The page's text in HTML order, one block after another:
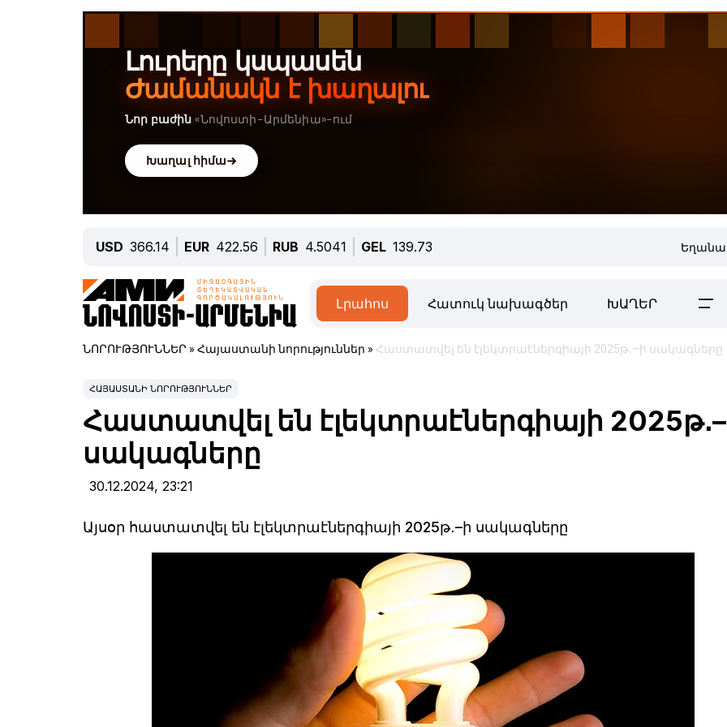
USD 366.14 EUR 422.56 RUB 4.5041 GEL 139.73
Լրահոս Հատուկ նախագծեր ԽԱՂԵՐ
ՆՈՐՈՒԹՅՈՒՆՆԵՐ » Հայաստանի նորություններ » Հաստատվել են էլեկտրաէներգիայի 2025թ․–ի սակագները
ՀԱՅԱՍՏԱՆԻ ՆՈՐՈՒԹՅՈՒՆՆԵՐ
Հաստատվել են էլեկտրաէներգիայի
սակագները
30.12.2024, 23:21
Այսօր հաստատվել են էլեկտրաէներգիայի 2025թ․–ի սակագները